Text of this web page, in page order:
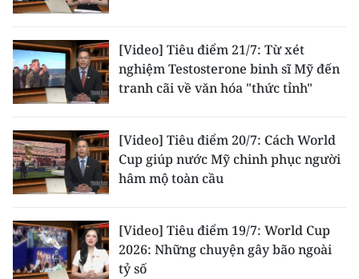
[Video] Tiêu điểm 21/7: Từ xét
nghiệm Testosterone binh sĩ Mỹ đến
tranh cãi về văn hóa "thức tỉnh"
[Video] Tiêu điểm 20/7: Cách World
Cup giúp nước Mỹ chinh phục người
hâm mộ toàn cầu
[Video] Tiêu điểm 19/7: World Cup
2026: Những chuyện gây bão ngoài
tỷ số